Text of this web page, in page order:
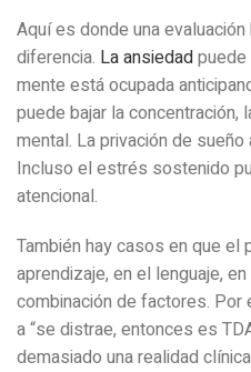
Aquí es donde una
diferencia. La ansiedad
mente está ocupada
puede bajar la concentración,
mental. La privación de
Incluso el estrés sostenido
atencional.
También hay casos en que el
aprendizaje, en el lenguaje,
combinación de factores.
a “se distrae, entonces es
demasiado una realidad